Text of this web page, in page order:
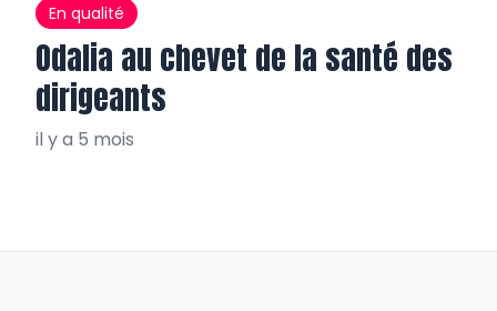
En qualité
Odalia au chevet de la santé des
dirigeants
il y a 5 mois